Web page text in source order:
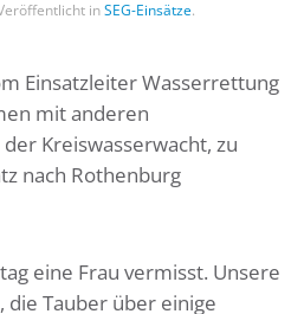
inSEG-Einsätze.
Einsatzleiter Wasserrettung
mit anderen
Kreiswasserwacht, zu
nach Rothenburg
eine Frau vermisst. Unsere
die Tauber über einige